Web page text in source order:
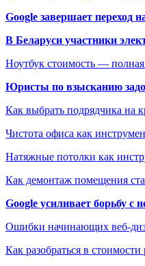
Google завершает переход
В Беларуси участники
Ноутбук стоимость — полная
Юристы по взысканию
Как выбрать подрядчика на
Чистота офиса как
Натяжные потолки как
Как демонтаж помещения
Google усиливает борьбу
Ошибки начинающих веб-
Как разобраться в